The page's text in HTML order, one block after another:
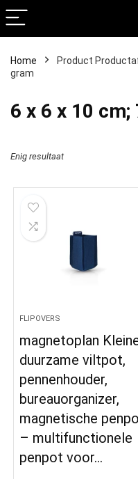
Home Product
gram
‎6 x 6 x 10 cm;
Enig resultaat
FLIPOVERS
magnetoplan
duurzame viltpot,
pennenhouder,
bureauorganizer,
magnetische
– multifunctionele
penpot voor…